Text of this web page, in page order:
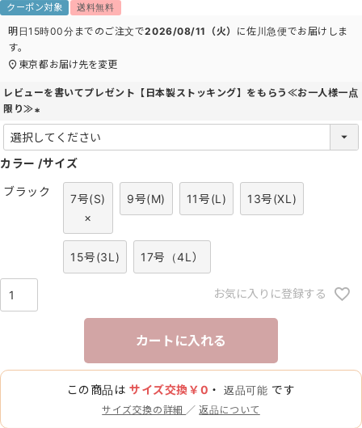
クーポン対象 送料無料
明日15時00分 までのご注文で2026/08/11（火） に佐川急便でお届けしま
す。
東京都 お届け先を変更
レビューを書いてプレゼント【日本製ストッキング】をもらう≪お一人様一点
限り≫
必
須
カラー サイズ
ブラック
7号(S)
×
9号(M) 11号(L) 13号(XL)
15号(3L) 17号（4L）
お気に入りに登録する
カートに入れる
この商品はサイズ交換￥0 ・返品可能 です
サイズ交換の詳細 ／返品について